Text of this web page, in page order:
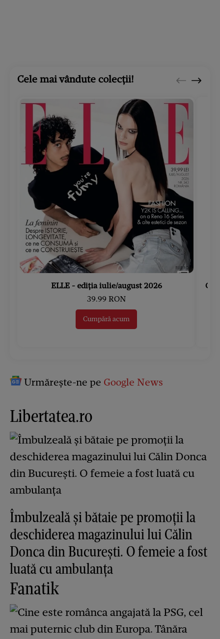
Cele mai vândute colecții!
ELLE - ediția iulie/august 2026
39.99 RON
Cumpără acum
Urmărește-ne pe Google News
Libertatea.ro
Îmbulzeală și bătaie pe promoții la
deschiderea magazinului lui Călin
Donca din București. O femeie a fost
luată cu ambulanța
Fanatik